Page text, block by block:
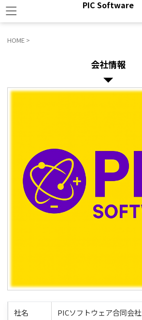
PIC Software
HOME >
会社情報
社名 PICソフトウェア合同会社